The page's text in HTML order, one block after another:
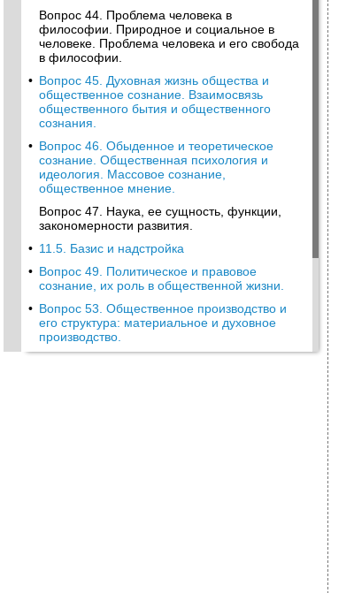
Вопрос 44. Проблема человека в
философии. Природное и социальное в
человеке. Проблема человека и его свобода
в философии.
• Вопрос 45. Духовная жизнь общества и
общественное сознание. Взаимосвязь
общественного бытия и общественного
сознания.
• Вопрос 46. Обыденное и теоретическое
сознание. Общественная психология и
идеология. Массовое сознание,
общественное мнение.
Вопрос 47. Наука, ее сущность, функции,
закономерности развития.
• 11.5. Базис и надстройка
• Вопрос 49. Политическое и правовое
сознание, их роль в общественной жизни.
• Вопрос 53. Общественное производство и
его структура: материальное и духовное
производство.